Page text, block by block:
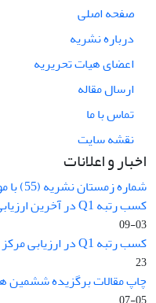
صفحه اصلی
درباره نشریه
اعضای هیات تحریریه
ارسال مقاله
تماس با ما
نقشه سایت
اخبار و اعلانات
شماره زمستان نشریه (55) با موضوع کرونا منتشر شد.
کسب رتبه Q1 در آخرین ارزیابی پایگاه جامع علوم استنادی ...
03-09
کسب رتبه Q1 در ارزیابی مرکز استنادی علوم جهان اسلام ...
23
چاپ مقالات برگزیده ششمین